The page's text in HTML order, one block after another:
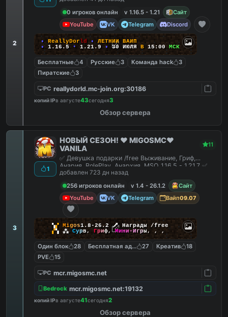
2
0 игроков онлайн
v 1.16.5 - 1.21
Сайт
YouTube
VK Telegram Discord
• ReallyDorld • ЛЕТНИЙ ВАЙП
• 1.16.5 ➧ 1.21.9 • 30 ИЮЛЯ В 15:00 МСК
Бесплатные 4 Русские 3 Команда hack
3
Пиратские
3
PC reallydorld.mc-join.org:30186
копий IPв августе43сегодня3
Обзор сервера
3
1
НОВЫЙ СЕЗОН! ❤️ MIGOSMC❤️
VANILA
11
✅ Девушка подарки /free Выживание, Гриф,
Анария, RolePlay, Анархия, MSO 1.16.5 - 1.21.7 ✅
добавлен 723 дн назад
256 игроков онлайн
v 1.4 - 26.1.2
Сайт
YouTube
VK Telegram Вайп09.07
▚▞ Migos1.8-26.2🗡 Награды /free
▞▚ ⁂ Сурв, Гриф,Мини-Игры, , ,
Один блок 28 Бесплатная админка
27 Креатив
18
PVE
15
PC mcr.migosmc.net
Bedrock mcr.migosmc.net:19132
копий IPв августе41сегодня2
Обзор сервера